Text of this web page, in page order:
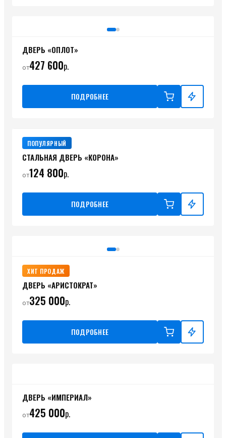
ДВЕРЬ «ОПЛОТ»
от427 600р.
ПОДРОБНЕЕ
ПОПУЛЯРНЫЙ
СТАЛЬНАЯ ДВЕРЬ «КОРОНА»
от124 800р.
ПОДРОБНЕЕ
ХИТ ПРОДАЖ
ДВЕРЬ «АРИСТОКРАТ»
от325 000р.
ПОДРОБНЕЕ
ДВЕРЬ «ИМПЕРИАЛ»
от425 000р.